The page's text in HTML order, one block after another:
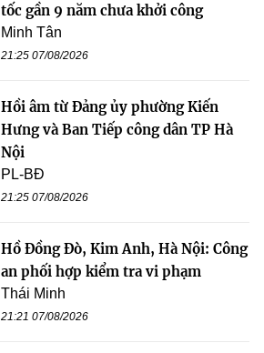
tốc gần 9 năm chưa khởi công
Minh Tân
21:25 07/08/2026
Hồi âm từ Đảng ủy phường Kiến
Hưng và Ban Tiếp công dân TP Hà
Nội
PL-BĐ
21:25 07/08/2026
Hồ Đồng Đò, Kim Anh, Hà Nội: Công
an phối hợp kiểm tra vi phạm
Thái Minh
21:21 07/08/2026